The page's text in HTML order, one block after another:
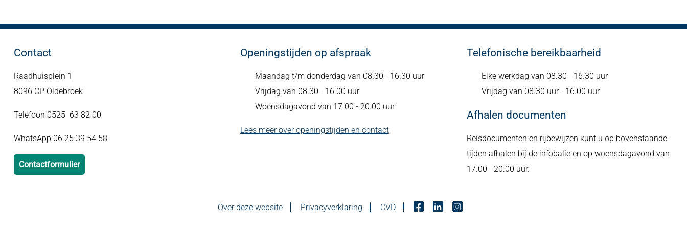
Contact
Raadhuisplein 1
8096 CP Oldebroek
Telefoon 0525 63 82 00
WhatsApp 06 25 39 54 58
Contactformulier
Openingstijden op afspraak
Maandag t/m donderdag van 08.30 - 16.30 uur
Vrijdag van 08.30 - 16.00 uur
Woensdagavond van 17.00 - 20.00 uur
Lees meer over openingstijden en contact
Telefonische bereikbaarheid
Elke werkdag van 08.30 - 16.30 uur
Vrijdag van 08.30 uur - 16.00 uur
Afhalen documenten
Reisdocumenten en rijbewijzen kunt u op bovenstaande
tijden afhalen bij de infobalie en op woensdagavond van
17.00 - 20.00 uur.
Over deze website Privacyverklaring CVD